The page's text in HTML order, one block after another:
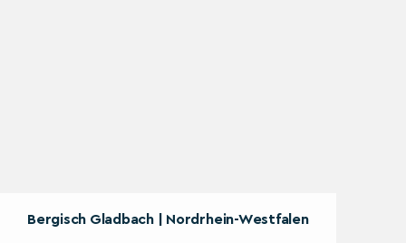
Bergisch Gladbach | Nordrhein-Westfalen